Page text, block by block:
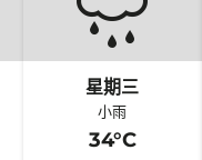
星期三
小雨
34°C